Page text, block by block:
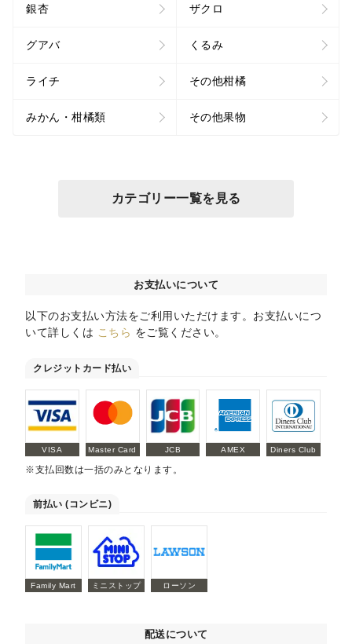
銀杏 ザクロ
グアバ くるみ
ライチ その他柑橘
みかん・柑橘類 その他果物
カテゴリー一覧を見る
お支払いについて
以下のお支払い方法をご利用いただけます。お支払いにつ
いて詳しくは こちら をご覧ください。
クレジットカード払い
VISA Master Card JCB AMEX Diners Club
※支払回数は一括のみとなります。
前払い (コンビニ)
Family Mart ミニストップ ローソン
配送について